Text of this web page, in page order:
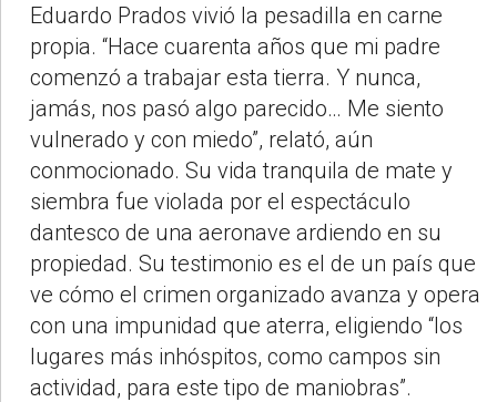
Eduardo Prados vivió la pesadilla en carne
propia. “Hace cuarenta años que mi padre
comenzó a trabajar esta tierra. Y nunca,
jamás, nos pasó algo parecido… Me siento
vulnerado y con miedo”, relató, aún
conmocionado. Su vida tranquila de mate y
siembra fue violada por el espectáculo
dantesco de una aeronave ardiendo en su
propiedad. Su testimonio es el de un país que
ve cómo el crimen organizado avanza y opera
con una impunidad que aterra, eligiendo “los
lugares más inhóspitos, como campos sin
actividad, para este tipo de maniobras”.